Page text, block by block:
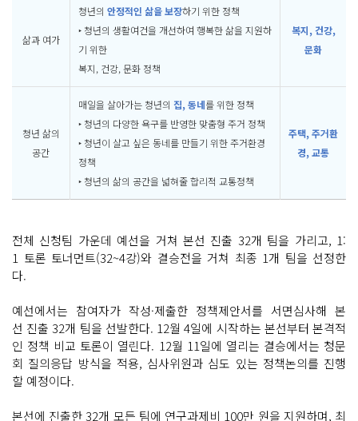
삶과 여가
청년의 안정적인 삶을 보장하기 위한 정책
‣ 청년의 생활여건을 개선하여 행복한 삶을 지원하
기 위한
복지, 건강, 문화 정책
복지, 건강,
문화
청년 삶의
공간
매일을 살아가는 청년의 집, 동네를 위한 정책
‣ 청년의 다양한 욕구를 반영한 맞춤형 주거 정책
‣ 청년이 살고 싶은 동네를 만들기 위한 주거환경
정책
‣ 청년의 삶의 공간을 넓혀줄 합리적 교통정책
주택, 주거환
경, 교통
전체 신청팀 가운데 예선을 거쳐 본선 진출 32개 팀을 가리고, 1:
1 토론 토너먼트(32~4강)와 결승전을 거쳐 최종 1개 팀을 선정한
다.
예선에서는 참여자가 작성·제출한 정책제안서를 서면심사해 본
선 진출 32개 팀을 선발한다. 12월 4일에 시작하는 본선부터 본격적
인 정책 비교 토론이 열린다. 12월 11일에 열리는 결승에서는 청문
회 질의응답 방식을 적용, 심사위원과 심도 있는 정책논의를 진행
할 예정이다.
본선에 진출한 32개 모든 팀에 연구과제비 100만 원을 지원하며, 최